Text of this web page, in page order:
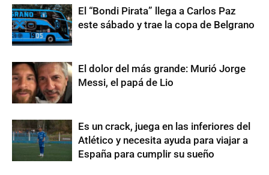
El “Bondi Pirata” llega a Carlos Paz
este sábado y trae la copa de Belgrano
El dolor del más grande: Murió Jorge
Messi, el papá de Lio
Es un crack, juega en las inferiores del
Atlético y necesita ayuda para viajar a
España para cumplir su sueño